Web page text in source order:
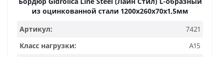
из оцинкованной стали 1200х260х70х1,5мм
Артикул:
7421
Класс нагрузки:
А15